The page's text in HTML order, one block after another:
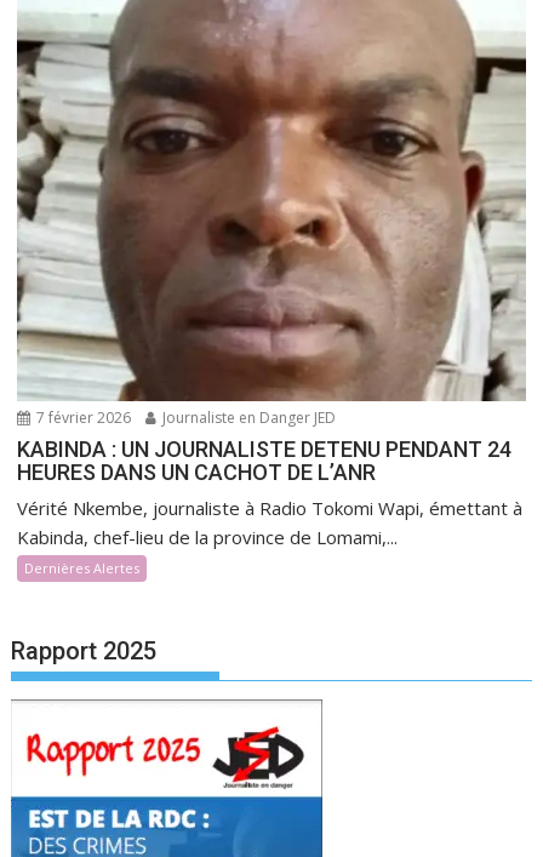
7 février 2026 Journaliste en Danger JED
KABINDA : UN JOURNALISTE DETENU PENDANT 24
HEURES DANS UN CACHOT DE L’ANR
Vérité Nkembe, journaliste à Radio Tokomi Wapi, émettant à
Kabinda, chef-lieu de la province de Lomami,...
Dernières Alertes
Rapport 2025